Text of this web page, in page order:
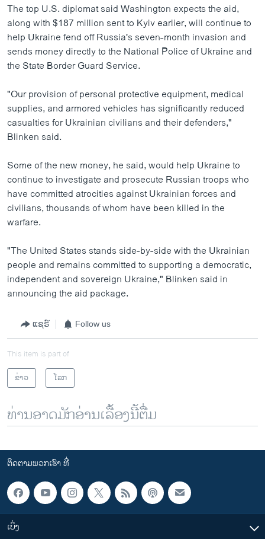
The top U.S. diplomat said Washington expects the aid,
along with $187 million sent to Kyiv earlier, will continue to
help Ukraine fend off Russia's seven-month invasion and
sends money directly to the National Police of Ukraine and
the State Border Guard Service.
"Our provision of personal protective equipment, medical
supplies, and armored vehicles has significantly reduced
casualties for Ukrainian civilians and their defenders,"
Blinken said.
Some of the new money, he said, would help Ukraine to
continue to investigate and prosecute Russian troops who
have committed atrocities against Ukrainian forces and
civilians, thousands of whom have been killed in the
warfare.
"The United States stands side-by-side with the Ukrainian
people and remains committed to supporting a democratic,
independent and sovereign Ukraine," Blinken said in
announcing the aid package.
ແຊຣ໌ Follow us
This item is part of
ຂ່າວ
ໂລກ
ທ່ານອາດມັກອ່ານເລື້ອງນີ້ຕື່ມ
ຕິດຕາມພວກເຮົາ ທີ່
ເບິ່ງ